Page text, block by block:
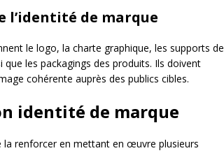
l’identité de marque
le logo, la charte graphique, les supports de
les packagings des produits. Ils doivent
cohérente auprès des publics cibles.
identité de marque
la renforcer en mettant en œuvre plusieurs